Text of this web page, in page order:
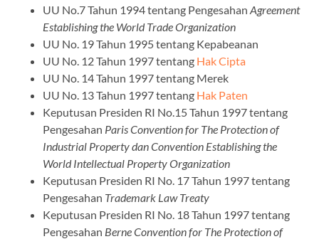
UU No.7 Tahun 1994 tentang Pengesahan Agreement
Establishing the World Trade Organization
UU No. 19 Tahun 1995 tentang Kepabeanan
UU No. 12 Tahun 1997 tentang Hak Cipta
UU No. 14 Tahun 1997 tentang Merek
UU No. 13 Tahun 1997 tentang Hak Paten
Keputusan Presiden RI No.15 Tahun 1997 tentang
Pengesahan Paris Convention for The Protection of
Industrial Property dan Convention Establishing the
World Intellectual Property Organization
Keputusan Presiden RI No. 17 Tahun 1997 tentang
Pengesahan Trademark Law Treaty
Keputusan Presiden RI No. 18 Tahun 1997 tentang
Pengesahan Berne Convention for The Protection of